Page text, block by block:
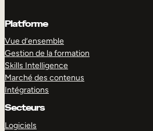
Platforme
Vue d’ensemble
Gestion de la formation
Skills Intelligence
Marché des contenus
Intégrations
Secteurs
Logiciels